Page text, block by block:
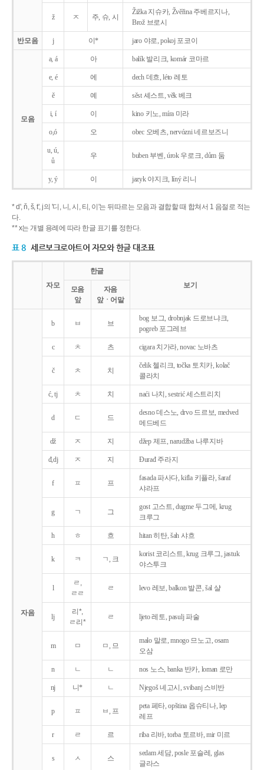
ž ㅈ 주, 슈, 시
Žižka 지슈카, Žvěřina 주베르지나,
Brož 브로시
반모음 j 이* jaro 야로, pokoj 포코이
모음
a, á 아 balík 발리크, komár 코마르
e, é 에 dech 데흐, léto 레토
ě 예 sěst 셰스트, věk 베크
i, í 이 kino 키노, míra 미라
o,ó 오 obec 오베츠, nervózni 네르보즈니
u, ú,
ů
우 buben 부벤, úrok 우로크, dům 둠
y, ý 이 jazyk야지크, líný 리니
* d', ň, š, t', j의 '디, 니, 시, 티, 이'는 뒤따르는 모음과 결합할 때 합쳐서 1 음절로 적는
다.
** x는 개별 용례에 따라 한글 표기를 정한다.
표 8 세르보크로아트어 자모와 한글 대조표
자모
한글
보기
모음
앞
자음
앞ㆍ어말
자음
b ㅂ 브
bog 보그, drobnjak 드로브냐크,
pogreb 포그레브
c ㅊ 츠 cigara 치가라, novac 노바츠
č ㅊ 치
čelik 첼리크, točka 토치카, kolač
콜라치
ć, tj ㅊ 치 naći 나치, sestrić 세스트리치
d ㄷ 드
desno 데스노, drvo 드르보, medved
메드베드
dž ㅈ 지 džep 제프, narudžba 나루지바
đ,dj ㅈ 지 Ðurađ 주라지
f ㅍ 프
fasada 파사다, kifla 키플라, šaraf
샤라프
g ㄱ 그
gost 고스트, dugme 두그메, krug
크루그
h ㅎ 흐 hitan 히탄, šah 샤흐
k ㅋ ㄱ, 크
korist 코리스트, krug 크루그, jastuk
야스투크
l
ㄹ,
ㄹㄹ
ㄹ levo 레보, balkon 발콘, šal 샬
lj
리*,
ㄹ리*
ㄹ ljeto 레토, pasulj 파술
m ㅁ ㅁ, 므
malo 말로, mnogo 므노고, osam
오삼
n ㄴ ㄴ nos 노스, banka 반카, loman 로만
nj 니* ㄴ Njegoš 녜고시, svibanj 스비반
p ㅍ ㅂ, 프
peta 페타, opština 옵슈티나, lep
레프
r ㄹ 르 riba 리바, torba 토르바, mir 미르
s ㅅ 스
sedam 세담, posle 포슬레, glas
글라스